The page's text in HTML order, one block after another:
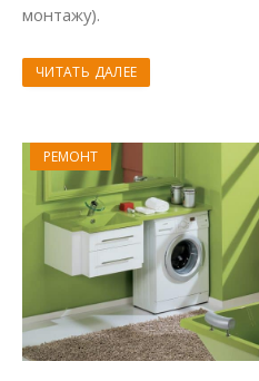
монтажу).
ЧИТАТЬ ДАЛЕЕ
РЕМОНТ